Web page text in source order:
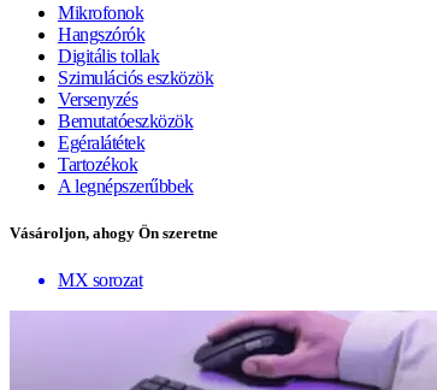
Mikrofonok
Hangszórók
Digitális tollak
Szimulációs eszközök
Versenyzés
Bemutatóeszközök
Egéralátétek
Tartozékok
A legnépszerűbbek
Vásároljon, ahogy Ön szeretne
MX sorozat